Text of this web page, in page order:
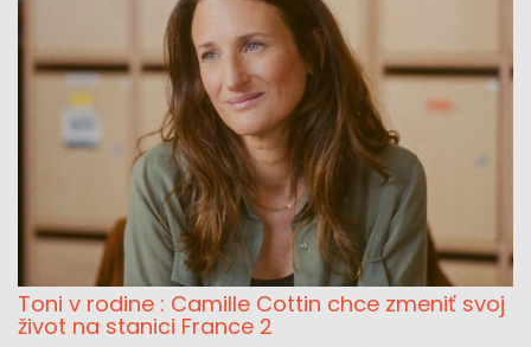
Toni v rodine : Camille Cottin chce zmeniť svoj
život na stanici France 2